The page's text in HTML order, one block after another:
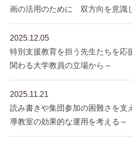
画の活用のために 双方向を意識
2025.12.05
特別支援教育を担う先生たちを応
関わる大学教員の立場から～
2025.11.21
読み書きや集団参加の困難さを支
導教室の効果的な運用を考える～